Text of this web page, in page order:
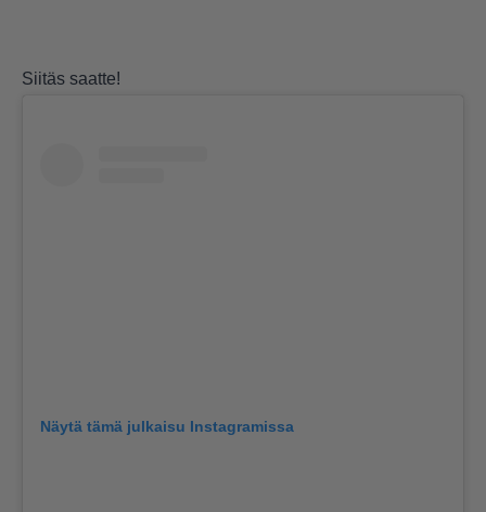
Siitäs saatte!
Näytä tämä julkaisu Instagramissa